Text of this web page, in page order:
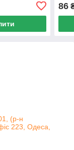
86
(р-н
223, Одеса,